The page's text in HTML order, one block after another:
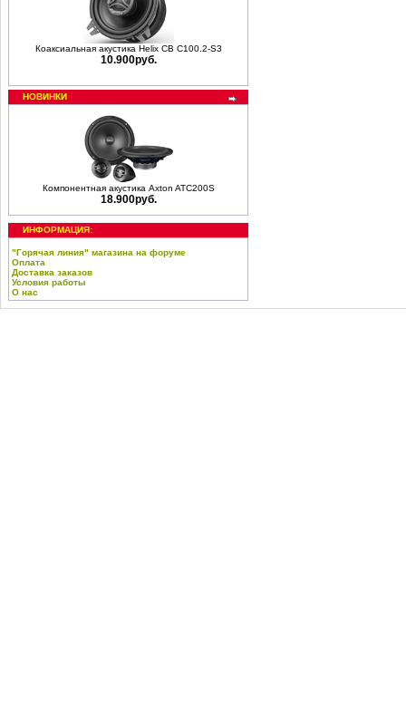
Коаксиальная акустика Helix CB C100.2-S3
10.900руб.
НОВИНКИ
Компонентная акустика Axton ATC200S
18.900руб.
ИНФОРМАЦИЯ:
"Горячая линия" магазина на форуме
Оплата
Доставка заказов
Условия работы
О нас